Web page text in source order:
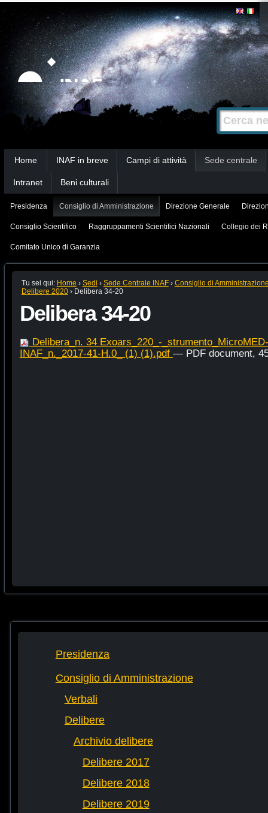
Strumenti
personali
Salta
contenuti.
|
Salta
alla
navigazione
Cerca nel
Ricerca
avanzata…
Home INAF in breve Campi di attività Sede centrale
Intranet Beni culturali
Presidenza Consiglio di Amministrazione Direzione Generale
Consiglio Scientifico Raggruppamenti Scientifici Nazionali Collegio dei
Comitato Unico di Garanzia
Tu sei qui: Home › Sedi › Sede Centrale INAF › Consiglio di
Delibere 2020 › Delibera 34-20
Delibera 34-20
Delibera_n. 34 Exoars_220_-
INAF_n._2017-41-H.0_ (1) (1).pdf — PDF document,
Presidenza
Consiglio di Amministrazione
Verbali
Delibere
Archivio delibere
Delibere 2017
Delibere 2018
Delibere 2019